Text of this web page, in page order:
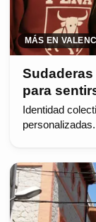
MÁS EN
para
Identidad
personalizadas.